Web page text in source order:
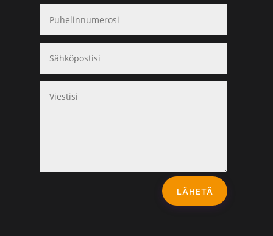
LÄHETÄ